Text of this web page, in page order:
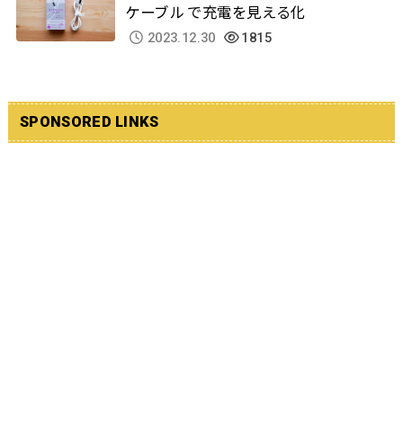
ケーブル で充電を見える化
2023.12.30 1815
SPONSORED LINKS